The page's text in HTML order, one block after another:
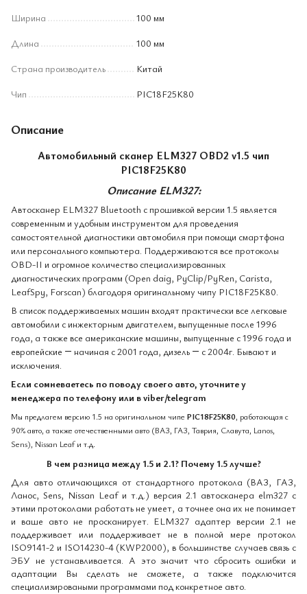
Ширина
100 мм
Длина
100 мм
Страна производитель
Китай
Чип
PIC18F25K80
Описание
Автомобильный сканер ELM327 OBD2 v1.5 чип
PIC18F25K80
Описание ELM327:
Автосканер ELM327 Bluetooth с прошивкой версии 1.5 является
современным и удобным инструментом для проведения
самостоятельной диагностики автомобиля при помощи смартфона
или персонального компьютера. Поддерживаются все протоколы
OBD-II и огромное количество специализированных
диагностических программ (Open daig, PyClip/PyRen, Carista,
LeafSpy, Forscan) благодоря оригинальному чипу PIC18F25K80.
В список поддерживаемых машин входят практически все легковые
автомобили с инжекторным двигателем, выпущенные после 1996
года, а также все американские машины, выпущенные с 1996 года и
европейские ― начиная с 2001 года, дизель ― с 2004г. Бывают и
исключения.
Если сомневаетесь по поводу своего авто, уточните у
менеджера по телефону или в viber/telegram
Мы предлагем версию 1.5 на оригинальном чипе PIC18F25K80, работающая с
90% авто, а также отечественными авто (ВАЗ, ГАЗ, Таврия, Славута, Lanos,
Sens), Nissan Leaf и т.д.
В чем разница между 1.5 и 2.1? Почему 1.5 лучше?
Для авто отличающихся от стандартного протокола (ВАЗ, ГАЗ,
Ланос, Sens, Nissan Leaf и т.д.) версия 2.1 автосканера elm327 с
этими протоколами работать не умеет, а точнее она их не понимает
и ваше авто не просканирует. ELM327 адаптер версии 2.1 не
поддерживает или поддерживает не в полной мере протокол
ISO9141-2 и ISO14230-4 (KWP2000), в большинстве случаев связь с
ЭБУ не устанавливается. А это значит что сбросить ошибки и
адаптации Вы сделать не сможете, а также подключится
специализироваными программами под конкретное авто.